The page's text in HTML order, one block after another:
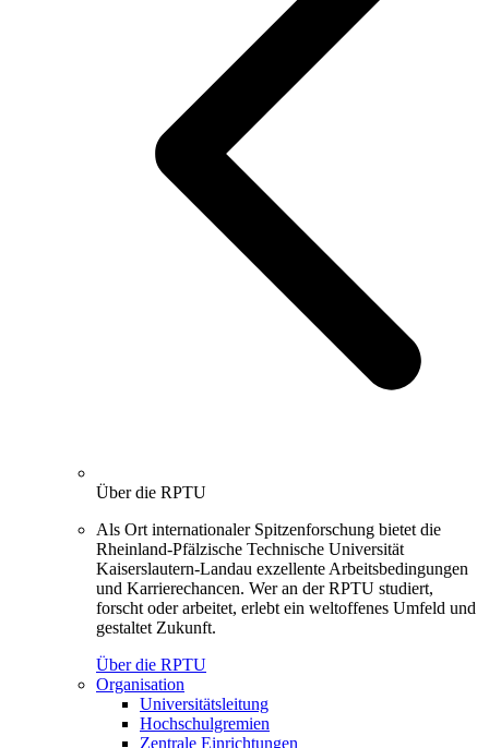
Über die RPTU
Als Ort internationaler Spitzenforschung bietet die
Rheinland-Pfälzische Technische Universität
Kaiserslautern-Landau exzellente Arbeitsbedingungen
und Karrierechancen. Wer an der RPTU studiert,
forscht oder arbeitet, erlebt ein weltoffenes Umfeld und
gestaltet Zukunft.
Über die RPTU
Organisation
Universitätsleitung
Hochschulgremien
Zentrale Einrichtungen